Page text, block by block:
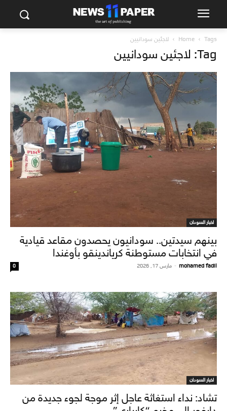
Home Tags لاجئين سودانيين
Tag: لاجئين سودانيين
اخبار السودان
بينهم سيدتين.. سودانيون يحصدون مقاعد قيادية
في انتخابات مستوطنة كرياندينقو بأوغندا
mohamed fadil
- مارس 17, 2026 0
اخبار السودان
تشاد: نداء استغاثة عاجل إثر موجة لجوء جديدة من